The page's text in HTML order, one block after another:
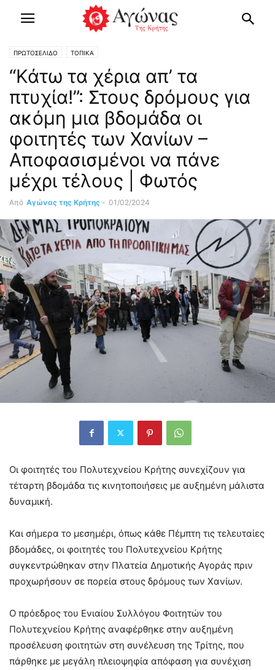
ΠΡΩΤΟΣΕΛΙΔΟ ΤΟΠΙΚΑ
“Κάτω τα χέρια απ’ τα
πτυχία!”: Στους δρόμους για
ακόμη μια βδομάδα οι
φοιτητές των Χανίων –
Αποφασισμένοι να πάνε
μέχρι τέλους | Φωτός
Από Αγώνας της Κρήτης - 01/02/2024
Οι φοιτητές του Πολυτεχνείου Κρήτης συνεχίζουν για
τέταρτη βδομάδα τις κινητοποιήσεις με αυξημένη μάλιστα
δυναμική.
Και σήμερα το μεσημέρι, όπως κάθε Πέμπτη τις τελευταίες
βδομάδες, οι φοιτητές του Πολυτεχνείου Κρήτης
συγκεντρώθηκαν στην Πλατεία Δημοτικής Αγοράς πριν
προχωρήσουν σε πορεία στους δρόμους των Χανίων.
Ο πρόεδρος του Ενιαίου Συλλόγου Φοιτητών του
Πολυτεχνείου Κρήτης αναφέρθηκε στην αυξημένη
προσέλευση φοιτητών στη συνέλευση της Τρίτης, που
πάρθηκε με μεγάλη πλειοψηφία απόφαση για συνέχιση